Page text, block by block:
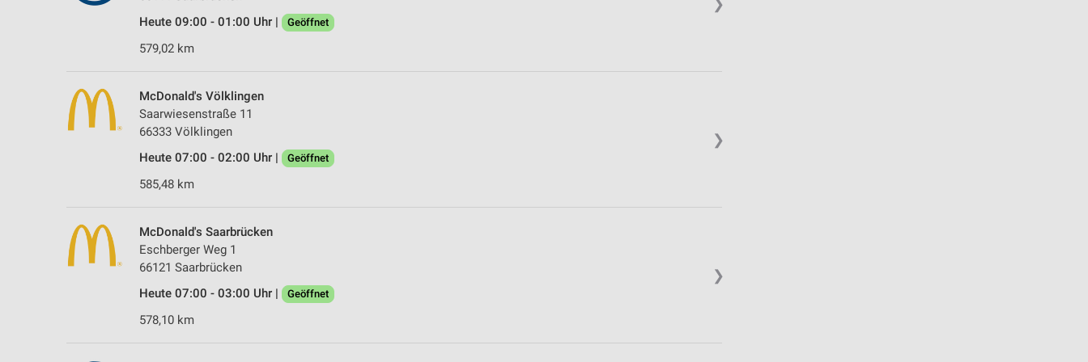
❯
Heute 09:00 - 01:00 Uhr |
Geöffnet
579,02 km
❯
McDonald's Völklingen
Saarwiesenstraße 11
66333 Völklingen
Heute 07:00 - 02:00 Uhr |
Geöffnet
585,48 km
❯
McDonald's Saarbrücken
Eschberger Weg 1
66121 Saarbrücken
Heute 07:00 - 03:00 Uhr |
Geöffnet
578,10 km